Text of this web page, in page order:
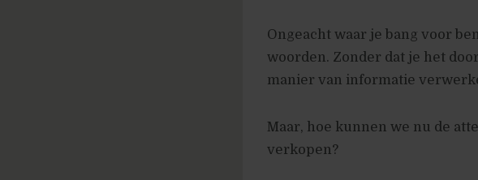
Ongeacht waar je bang voor
woorden. Zonder dat je het
manier van informatie
Maar, hoe kunnen we nu de
verkopen?